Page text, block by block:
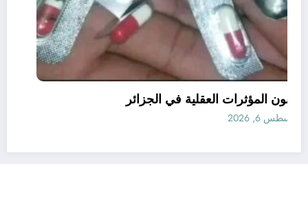
قانون المؤثرات العقلية في الجزائر
أغسطس 6, 2026